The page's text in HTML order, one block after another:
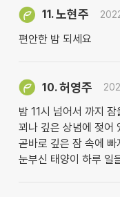
11.노현주
편안한 밤 되세요
10.허영주
밤 11시 넘어서 까지
꾀나 깊은 상념에 젖어
곧바로 깊은 잠 속에 빠
눈부신 태양이 하루 일